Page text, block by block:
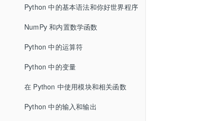
Python 中的基本语法和你好世界程序
NumPy 和内置数学函数
Python 中的运算符
Python 中的变量
在 Python 中使用模块和相关函数
Python 中的输入和输出